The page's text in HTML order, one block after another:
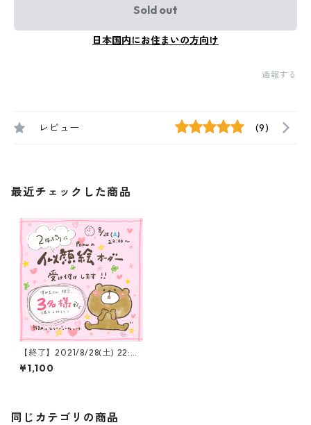
Sold out
日本国内にお住まいの方向け
通報する
レビュー (9)
最近チェックした商品
【終了】2021/8/28(土) 22:0
0〜 限定３名様 オーダー受け
付けます。】
¥1,100
同じカテゴリの商品